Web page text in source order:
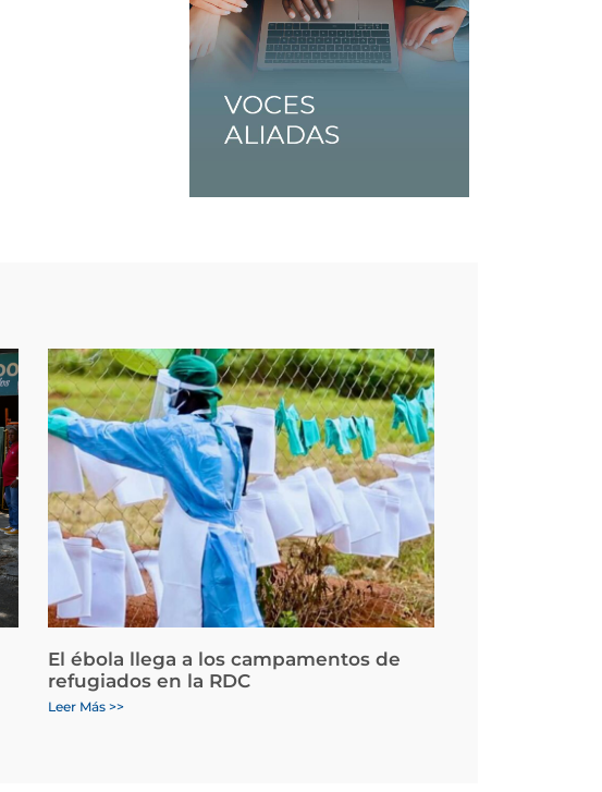
El ébola llega a los campamentos de
refugiados en la RDC
Leer Más >>